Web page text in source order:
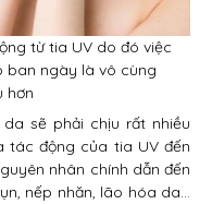
từ tia UV do đó việc
ban ngày là vô cùng
hơn
sẽ phải chịu rất nhiều
tác động của tia UV đến
nhân chính dẫn đến
nếp nhăn, lão hóa da…